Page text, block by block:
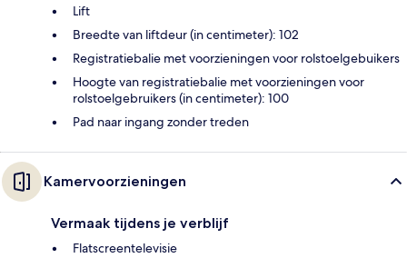
Lift
Breedte van liftdeur (in centimeter): 102
Registratiebalie met voorzieningen voor rolstoelgebuikers
Hoogte van registratiebalie met voorzieningen voor
rolstoelgebruikers (in centimeter): 100
Pad naar ingang zonder treden
Kamervoorzieningen
Vermaak tijdens je verblijf
Flatscreentelevisie